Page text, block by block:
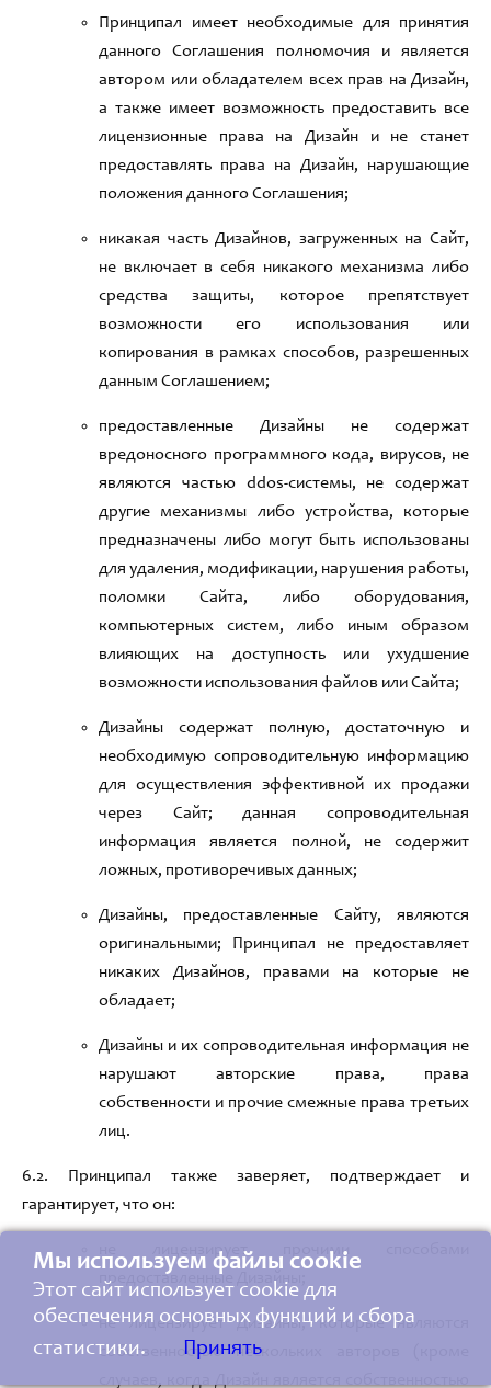
Принципал имеет необходимые для принятия
данного Соглашения полномочия и является
автором или обладателем всех прав на Дизайн,
а также имеет возможность предоставить все
лицензионные права на Дизайн и не станет
предоставлять права на Дизайн, нарушающие
положения данного Соглашения;
никакая часть Дизайнов, загруженных на Сайт,
не включает в себя никакого механизма либо
средства защиты, которое препятствует
возможности его использования или
копирования в рамках способов, разрешенных
данным Соглашением;
предоставленные Дизайны не содержат
вредоносного программного кода, вирусов, не
являются частью ddos-системы, не содержат
другие механизмы либо устройства, которые
предназначены либо могут быть использованы
для удаления, модификации, нарушения работы,
поломки Сайта, либо оборудования,
компьютерных систем, либо иным образом
влияющих на доступность или ухудшение
возможности использования файлов или Сайта;
Дизайны содержат полную, достаточную и
необходимую сопроводительную информацию
для осуществления эффективной их продажи
через Сайт;данная сопроводительная
информация является полной, не содержит
ложных, противоречивых данных;
Дизайны, предоставленные Сайту,являются
оригинальными; Принципал не предоставляет
никаких Дизайнов, правами на которые не
обладает;
Дизайны и их сопроводительная информация не
нарушают авторские права, права
собственности и прочие смежные права третьих
лиц.
6.2. Принципал также заверяет, подтверждает и
гарантирует, что он:
не лицензирует прочими способами
предоставленные Дизайны
не лицензирует Дизайны,которые являются
собственностью нескольких авторов
случаев,когда Дизайн является собственностью
Мы используем файлы cookie
Этот сайт использует cookie для
обеспечения основных функций и сбора
статистики.
Принять